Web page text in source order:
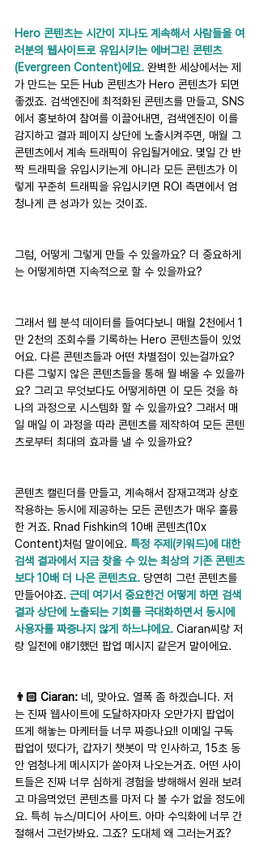
Hero 콘텐츠는 시간이 지나도 계속해서 사람들을 여
러분의 웹사이트로 유입시키는 에버그린 콘텐츠
(Evergreen Content)에요. 완벽한 세상에서는 제
가 만드는 모든 Hub 콘텐츠가 Hero 콘텐츠가 되면
좋겠죠. 검색엔진에 최적화된 콘텐츠를 만들고, SNS
에서 홍보하여 참여를 이끌어내면, 검색엔진이 이를
감지하고 결과 페이지 상단에 노출시켜주면, 매월 그
콘텐츠에서 계속 트래픽이 유입될거에요. 몇일 간 반
짝 트래픽을 유입시키는게 아니라 모든 콘텐츠가 이
렇게 꾸준히 트래픽을 유입시키면 ROI 측면에서 엄
청나게 큰 성과가 있는 것이죠.
그럼, 어떻게 그렇게 만들 수 있을까요? 더 중요하게
는 어떻게하면 지속적으로 할 수 있을까요?
그래서 웹 분석 데이터를 들여다보니 매월 2천에서 1
만 2천의 조회수를 기록하는 Hero 콘텐츠들이 있었
어요. 다른 콘텐츠들과 어떤 차별점이 있는걸까요?
다른 그렇지 않은 콘텐츠들을 통해 뭘 배울 수 있을까
요? 그리고 무엇보다도 어떻게하면 이 모든 것을 하
나의 과정으로 시스템화 할 수 있을까요? 그래서 매
일 매일 이 과정을 따라 콘텐츠를 제작하여 모든 콘텐
츠로부터 최대의 효과를 낼 수 있을까요?
콘텐츠 캘린더를 만들고, 계속해서 잠재고객과 상호
작용하는 동시에 제공하는 모든 콘텐츠가 매우 훌륭
한 거죠. Rnad Fishkin의 10배 콘텐츠(10x
Content)처럼 말이에요. 특정 주제(키워드)에 대한
검색 결과에서 지금 찾을 수 있는 최상의 기존 콘텐츠
보다 10배 더 나은 콘텐츠요. 당연히 그런 콘텐츠를
만들어야죠. 근데 여기서 중요한건 어떻게 하면 검색
결과 상단에 노출되는 기회를 극대화하면서 동시에
사용자를 짜증나지 않게 하느냐에요. Ciaran씨랑 저
랑 일전에 얘기했던 팝업 메시지 같은거 말이에요.
👨🏻 Ciaran: 네, 맞아요. 열폭 좀 하겠습니다. 저
는 진짜 웹사이트에 도달하자마자 오만가지 팝업이
뜨게 해놓는 마케터들 너무 짜증나요!! 이메일 구독
팝업이 떴다가, 갑자기 챗봇이 막 인사하고, 15초 동
안 엄청나게 메시지가 쏟아져 나오는거죠. 어떤 사이
트들은 진짜 너무 심하게 경험을 방해해서 원래 보려
고 마음먹었던 콘텐츠를 마저 다 볼 수가 없을 정도에
요. 특히 뉴스/미디어 사이트. 아마 수익화에 너무 간
절해서 그런가봐요. 그죠? 도대체 왜 그러는거죠?